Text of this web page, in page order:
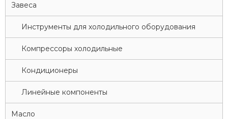
Завеса
Инструменты для холодильного оборудования
Компрессоры холодильные
Кондиционеры
Линейные компоненты
Масло